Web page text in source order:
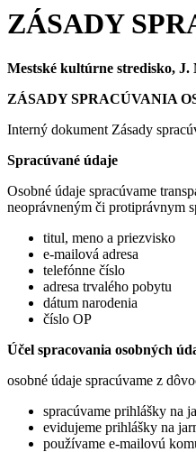
ZÁSADY
Mestské kultúrne stredisko, J.
ZÁSADY SPRACÚVANIA
Interný dokument Zásady
Spracúvané údaje
Osobné údaje spracúvame
neoprávneným či protiprávnym
titul, meno a priezvisko
e-mailová adresa
telefónne číslo
adresa trvalého pobytu
dátum narodenia
číslo OP
Účel spracovania osobných
osobné údaje spracúvame z
spracúvame prihlášky na
evidujeme prihlášky na
používame e-mailovú